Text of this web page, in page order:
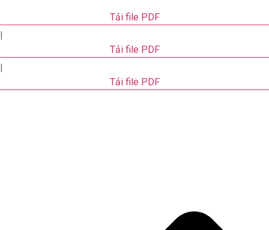
Tải file PDF
|
Tải file PDF
|
Tải file PDF